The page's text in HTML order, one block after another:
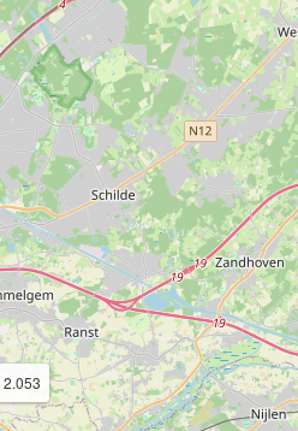
2.053